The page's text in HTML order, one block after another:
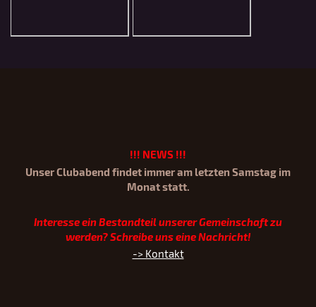
!!! NEWS !!!
Unser Clubabend findet immer am letzten Samstag im
Monat statt.
Interesse ein Bestandteil unserer Gemeinschaft zu
werden? Schreibe uns eine Nachricht!
-> Kontakt